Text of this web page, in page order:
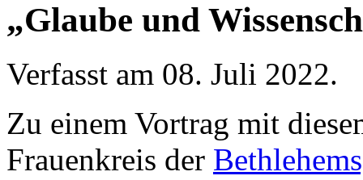
„Glaube und
Verfasst am 08. Juli 2022.
Zu einem Vortrag mit
Frauenkreis der